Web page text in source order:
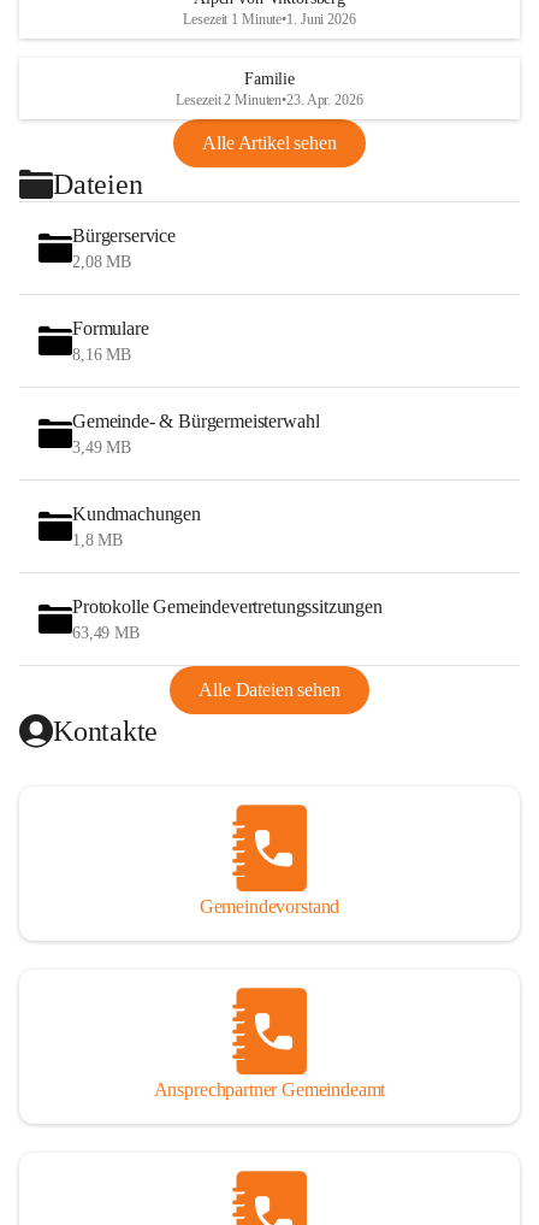
Lesezeit 1 Minute•1. Juni 2026
Familie
Lesezeit 2 Minuten•23. Apr. 2026
Alle Artikel sehen
Dateien
Bürgerservice
2,08 MB
Formulare
8,16 MB
Gemeinde- & Bürgermeisterwahl
3,49 MB
Kundmachungen
1,8 MB
Protokolle Gemeindevertretungssitzungen
63,49 MB
Alle Dateien sehen
Kontakte
Gemeindevorstand
Ansprechpartner Gemeindeamt